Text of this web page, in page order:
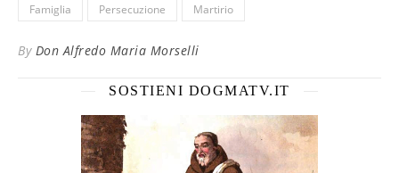
Famiglia Persecuzione Martirio
By Don Alfredo Maria Morselli
SOSTIENI DOGMATV.IT